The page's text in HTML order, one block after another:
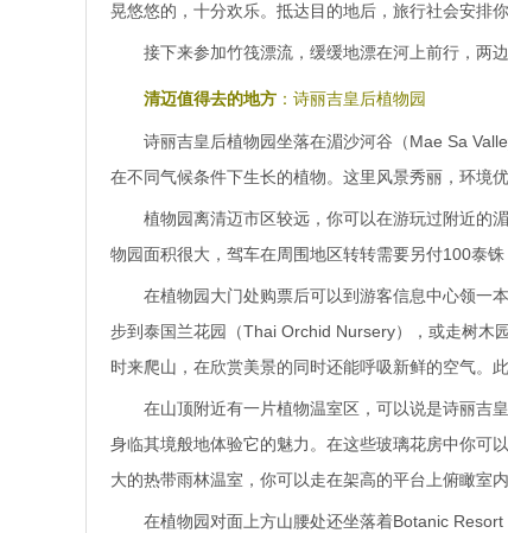
晃悠悠的，十分欢乐。抵达目的地后，旅行社会安排
接下来参加竹筏漂流，缓缓地漂在河上前行，两
清迈值得去的地方 ：诗丽吉皇后植物园
诗丽吉皇后植物园坐落在湄沙河谷（Mae Sa
在不同气候条件下生长的植物。这里风景秀丽，环境
植物园离清迈市区较远，你可以在游玩过附近的
物园面积很大，驾车在周围地区转转需要另付100泰
在植物园大门处购票后可以到游客信息中心领一
步到泰国兰花园（Thai Orchid Nursery），或走树木
时来爬山，在欣赏美景的同时还能呼吸新鲜的空气。
在山顶附近有一片植物温室区，可以说是诗丽吉
身临其境般地体验它的魅力。在这些玻璃花房中你可
大的热带雨林温室，你可以走在架高的平台上俯瞰室
在植物园对面上方山腰处还坐落着Botanic